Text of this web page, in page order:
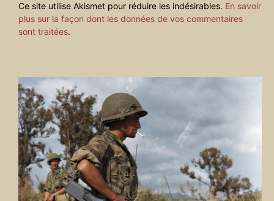
Ce site utilise Akismet pour réduire les indésirables. En savoir
plus sur la façon dont les données de vos commentaires
sont traitées.